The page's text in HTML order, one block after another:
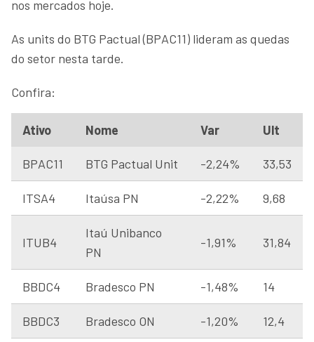
nos mercados hoje.
As units do BTG Pactual (BPAC11) lideram as quedas
do setor nesta tarde.
Confira:
Ativo Nome Var Ult
BPAC11 BTG Pactual Unit -2,24% 33,53
ITSA4 Itaúsa PN -2,22% 9,68
ITUB4
Itaú Unibanco
PN
-1,91% 31,84
BBDC4 Bradesco PN -1,48% 14
BBDC3 Bradesco ON -1,20% 12,4